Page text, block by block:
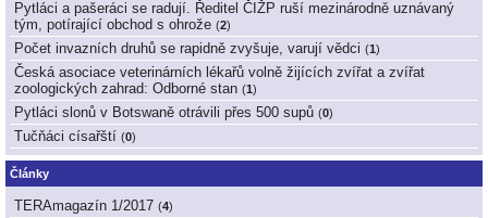
Pytláci a pašeráci se radují. Ředitel ČIŽP ruší mezinárodně uznávaný
tým, potírající obchod s ohrože (2)
Počet invazních druhů se rapidně zvyšuje, varují vědci (1)
Česká asociace veterinárních lékařů volně žijících zvířat a zvířat
zoologických zahrad: Odborné stan (1)
Pytláci slonů v Botswaně otrávili přes 500 supů (0)
Tučňáci císařští (0)
Články
TERAmagazín 1/2017 (4)